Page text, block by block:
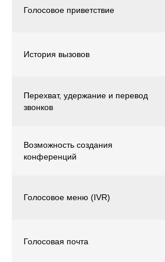
Голосовое приветствие
История вызовов
Перехват, удержание и перевод
звонков
Возможность создания
конференций
Голосовое меню (IVR)
Голосовая почта